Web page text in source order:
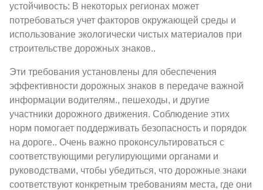
устойчивость: В некоторых регионах может
потребоваться учет факторов окружающей среды и
использование экологически чистых материалов при
строительстве дорожных знаков..
Эти требования установлены для обеспечения
эффективности дорожных знаков в передаче важной
информации водителям., пешеходы, и другие
участники дорожного движения. Соблюдение этих
норм помогает поддерживать безопасность и порядок
на дороге.. Очень важно проконсультироваться с
соответствующими регулирующими органами и
руководствами, чтобы убедиться, что дорожные знаки
соответствуют конкретным требованиям места, где они